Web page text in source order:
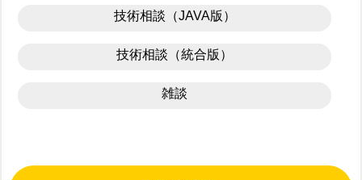
技術相談（JAVA版）
技術相談（統合版）
雑談